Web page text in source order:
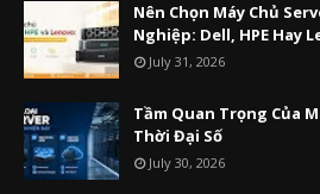
Nên Chọn Máy Chủ
Nghiệp: Dell, HPE Hay
July 31, 2026
Tầm Quan Trọng Của
Thời Đại Số
July 30, 2026